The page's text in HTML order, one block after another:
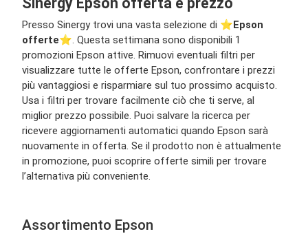
Presso Sinergy trovi una vasta selezione di ⭐️Epson
offerte⭐️. Questa settimana sono disponibili 1
promozioni Epson attive. Rimuovi eventuali filtri per
visualizzare tutte le offerte Epson, confrontare i prezzi
più vantaggiosi e risparmiare sul tuo prossimo acquisto.
Usa i filtri per trovare facilmente ciò che ti serve, al
miglior prezzo possibile. Puoi salvare la ricerca per
ricevere aggiornamenti automatici quando Epson sarà
nuovamente in offerta. Se il prodotto non è attualmente
in promozione, puoi scoprire offerte simili per trovare
l’alternativa più conveniente.
Assortimento Epson